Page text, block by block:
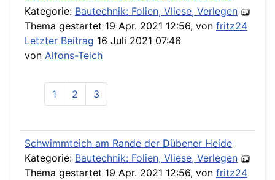
Kategorie: Bautechnik: Folien, Vliese, Verlegen
Thema gestartet 19 Apr. 2021 12:56, von fritz24
Letzter Beitrag 16 Juli 2021 07:46
von Alfons-Teich
1 2 3
Schwimmteich am Rande der Dübener Heide
Kategorie: Bautechnik: Folien, Vliese, Verlegen
Thema gestartet 19 Apr. 2021 12:56, von fritz24